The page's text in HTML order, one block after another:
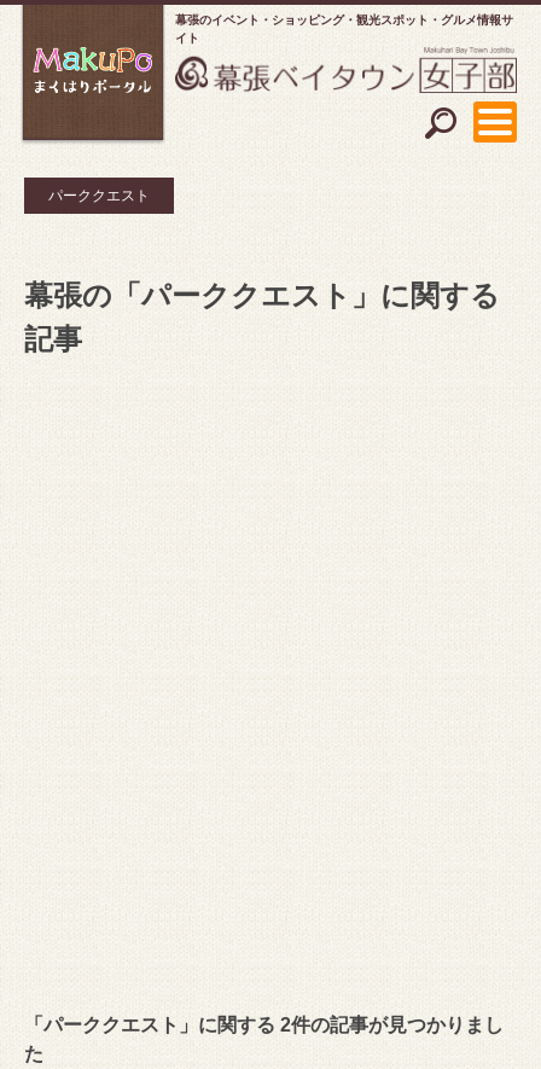
幕張のイベント・ショッピング
観光スポット・グルメ情報サ
イト
パーククエスト
幕張の「パーククエスト」に関する
記事
「パーククエスト」に関する 2件の記事が見つかりまし
た